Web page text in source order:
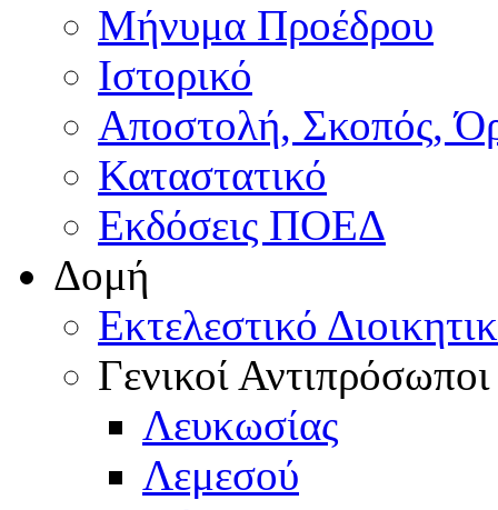
Μήνυμα Προέδρου
Ιστορικό
Αποστολή, Σκοπός,
Καταστατικό
Εκδόσεις ΠΟΕΔ
Δομή
Εκτελεστικό
Γενικοί Αντιπρόσωποι
Λευκωσίας
Λεμεσού